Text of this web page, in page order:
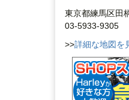
東京都練馬区田
03-5933-9305
>>詳細な地図を